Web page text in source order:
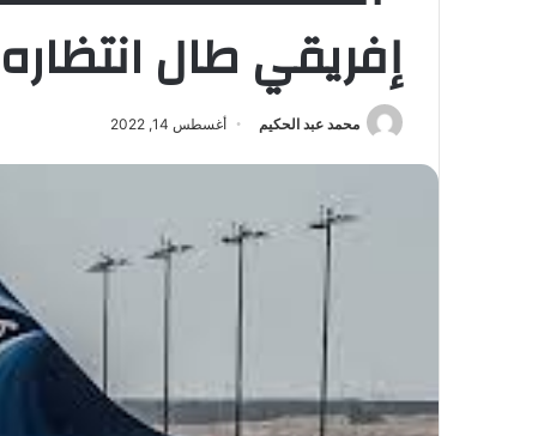
إفريقي طال انتظاره
محمد عبد الحكيم أغسطس 14, 2022